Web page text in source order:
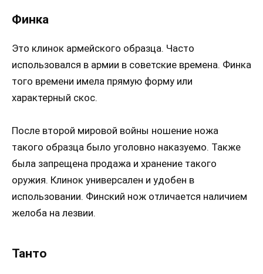
Финка
Это клинок армейского образца. Часто
использовался в армии в советские времена. Финка
того времени имела прямую форму или
характерный скос.
После второй мировой войны ношение ножа
такого образца было уголовно наказуемо. Также
была запрещена продажа и хранение такого
оружия. Клинок универсален и удобен в
использовании. Финский нож отличается наличием
желоба на лезвии.
Танто